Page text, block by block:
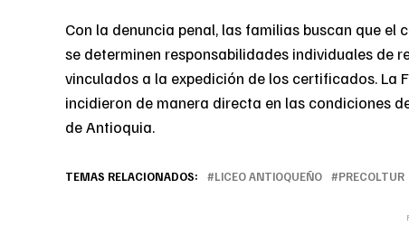
Con la denuncia penal, las familias buscan que
se determinen responsabilidades individuales de
vinculados a la expedición de los certificados. La
incidieron de manera directa en las condiciones
de Antioquia.
TEMAS RELACIONADOS: LICEO ANTIOQUEÑO PRECOLTUR